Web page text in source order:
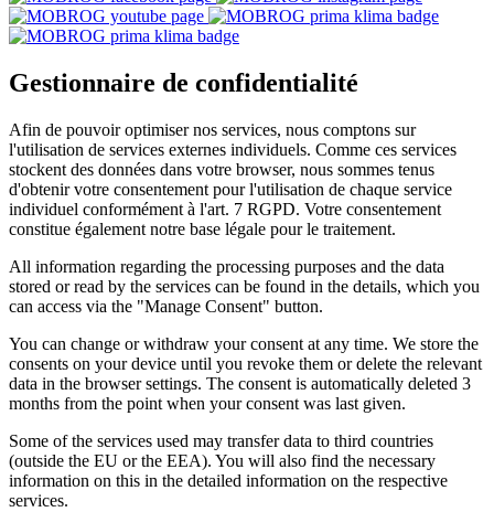
Gestionnaire de confidentialité
Afin de pouvoir optimiser nos services, nous comptons sur
l'utilisation de services externes individuels. Comme ces services
stockent des données dans votre browser, nous sommes tenus
d'obtenir votre consentement pour l'utilisation de chaque service
individuel conformément à l'art. 7 RGPD. Votre consentement
constitue également notre base légale pour le traitement.
All information regarding the processing purposes and the data
stored or read by the services can be found in the details, which you
can access via the "Manage Consent" button.
You can change or withdraw your consent at any time. We store the
consents on your device until you revoke them or delete the relevant
data in the browser settings. The consent is automatically deleted 3
months from the point when your consent was last given.
Some of the services used may transfer data to third countries
(outside the EU or the EEA). You will also find the necessary
information on this in the detailed information on the respective
services.